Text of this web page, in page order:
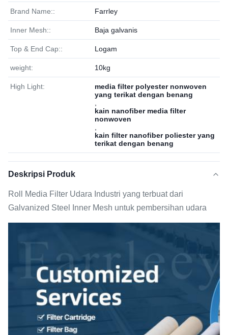
Brand Name:: Farrley
Inner Mesh:: Baja galvanis
Top & End Cap:: Logam
weight: 10kg
High Light:
media filter polyester nonwoven
yang terikat dengan benang
kain nanofiber media filter
nonwoven
kain filter nanofiber poliester yang
terikat dengan benang
Deskripsi Produk
Roll Media Filter Udara Industri yang terbuat dari
Galvanized Steel Inner Mesh untuk pembersihan udara